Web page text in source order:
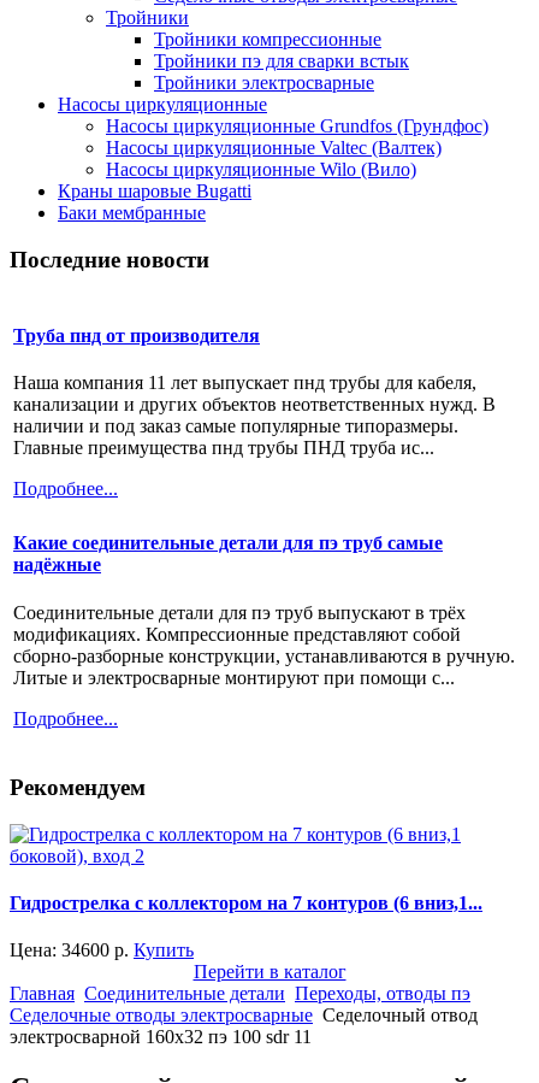
Тройники
Тройники компрессионные
Тройники пэ для сварки встык
Тройники электросварные
Насосы циркуляционные
Насосы циркуляционные Grundfos (Грундфос)
Насосы циркуляционные Valtec (Валтек)
Насосы циркуляционные Wilo (Вило)
Краны шаровые Bugatti
Баки мембранные
Последние новости
Труба пнд от производителя
Наша компания 11 лет выпускает пнд трубы для кабеля,
канализации и других объектов неответственных нужд. В
наличии и под заказ самые популярные типоразмеры.
Главные преимущества пнд трубы ПНД труба ис...
Подробнее...
Какие соединительные детали для пэ труб самые
надёжные
Соединительные детали для пэ труб выпускают в трёх
модификациях. Компрессионные представляют собой
сборно-разборные конструкции, устанавливаются в ручную.
Литые и электросварные монтируют при помощи с...
Подробнее...
Рекомендуем
Гидрострелка с коллектором на 7 контуров (6 вниз,1...
Цена: 34600 р. Купить
Перейти в каталог
Главная Соединительные детали Переходы, отводы пэ
Седелочные отводы электросварные Седелочный отвод
электросварной 160x32 пэ 100 sdr 11